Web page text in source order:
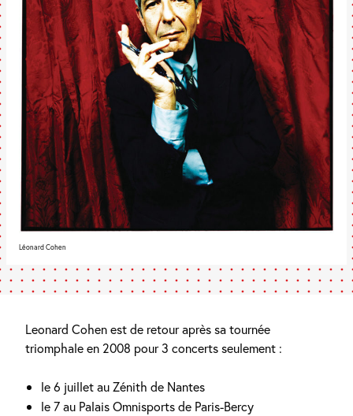
Léonard Cohen
Leonard Cohen est de retour après sa tournée
triomphale en 2008 pour 3 concerts seulement :
le 6 juillet au Zénith de Nantes
le 7 au Palais Omnisports de Paris-Bercy